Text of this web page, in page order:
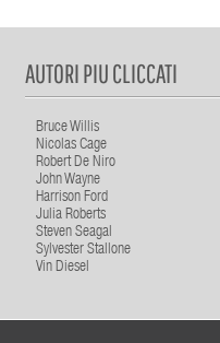
AUTORI PIU CLICCATI
Bruce Willis
Nicolas Cage
Robert De Niro
John Wayne
Harrison Ford
Julia Roberts
Steven Seagal
Sylvester Stallone
Vin Diesel